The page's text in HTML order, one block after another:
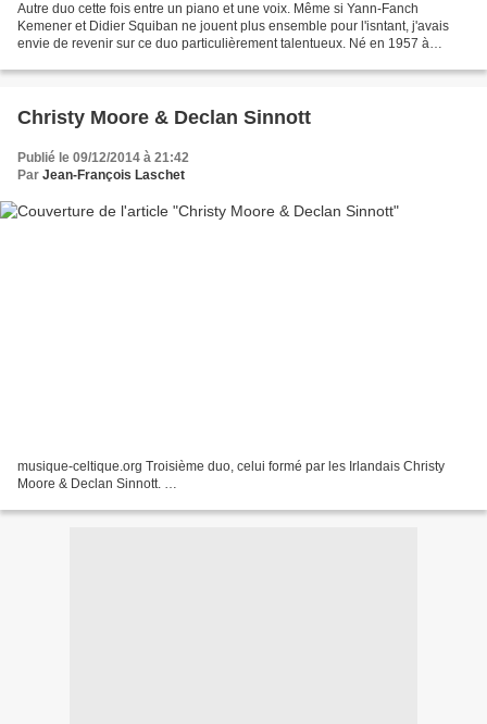
Autre duo cette fois entre un piano et une voix. Même si Yann-Fanch
Kemener et Didier Squiban ne jouent plus ensemble pour l'isntant, j'avais
envie de revenir sur ce duo particulièrement talentueux. Né en 1957 à
Christy Moore & Declan Sinnott
Publié le 09/12/2014 à 21:42
Par Jean-François Laschet
musique-celtique.org Troisième duo, celui formé par les Irlandais Christy
Moore & Declan Sinnott. …